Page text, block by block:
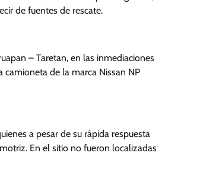
de fuentes de rescate.
– Taretan, en las inmediaciones
de la marca Nissan NP
a pesar de su rápida respuesta
En el sitio no fueron localizadas